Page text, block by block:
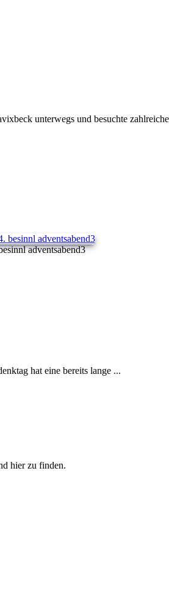
unterwegs und besuchte
adventsabend3
hat eine bereits lange ...
hier zu finden.